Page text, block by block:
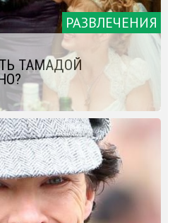
РАЗВЛЕЧЕНИЯ
ТАМАДОЙ